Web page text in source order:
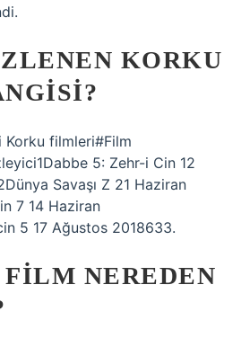
KORKU
filmleri#Film
5: Zehr-i Cin 12
Savaşı Z 21 Haziran
7 14 Haziran
5 17 Ağustos 2018633.
NEREDEN